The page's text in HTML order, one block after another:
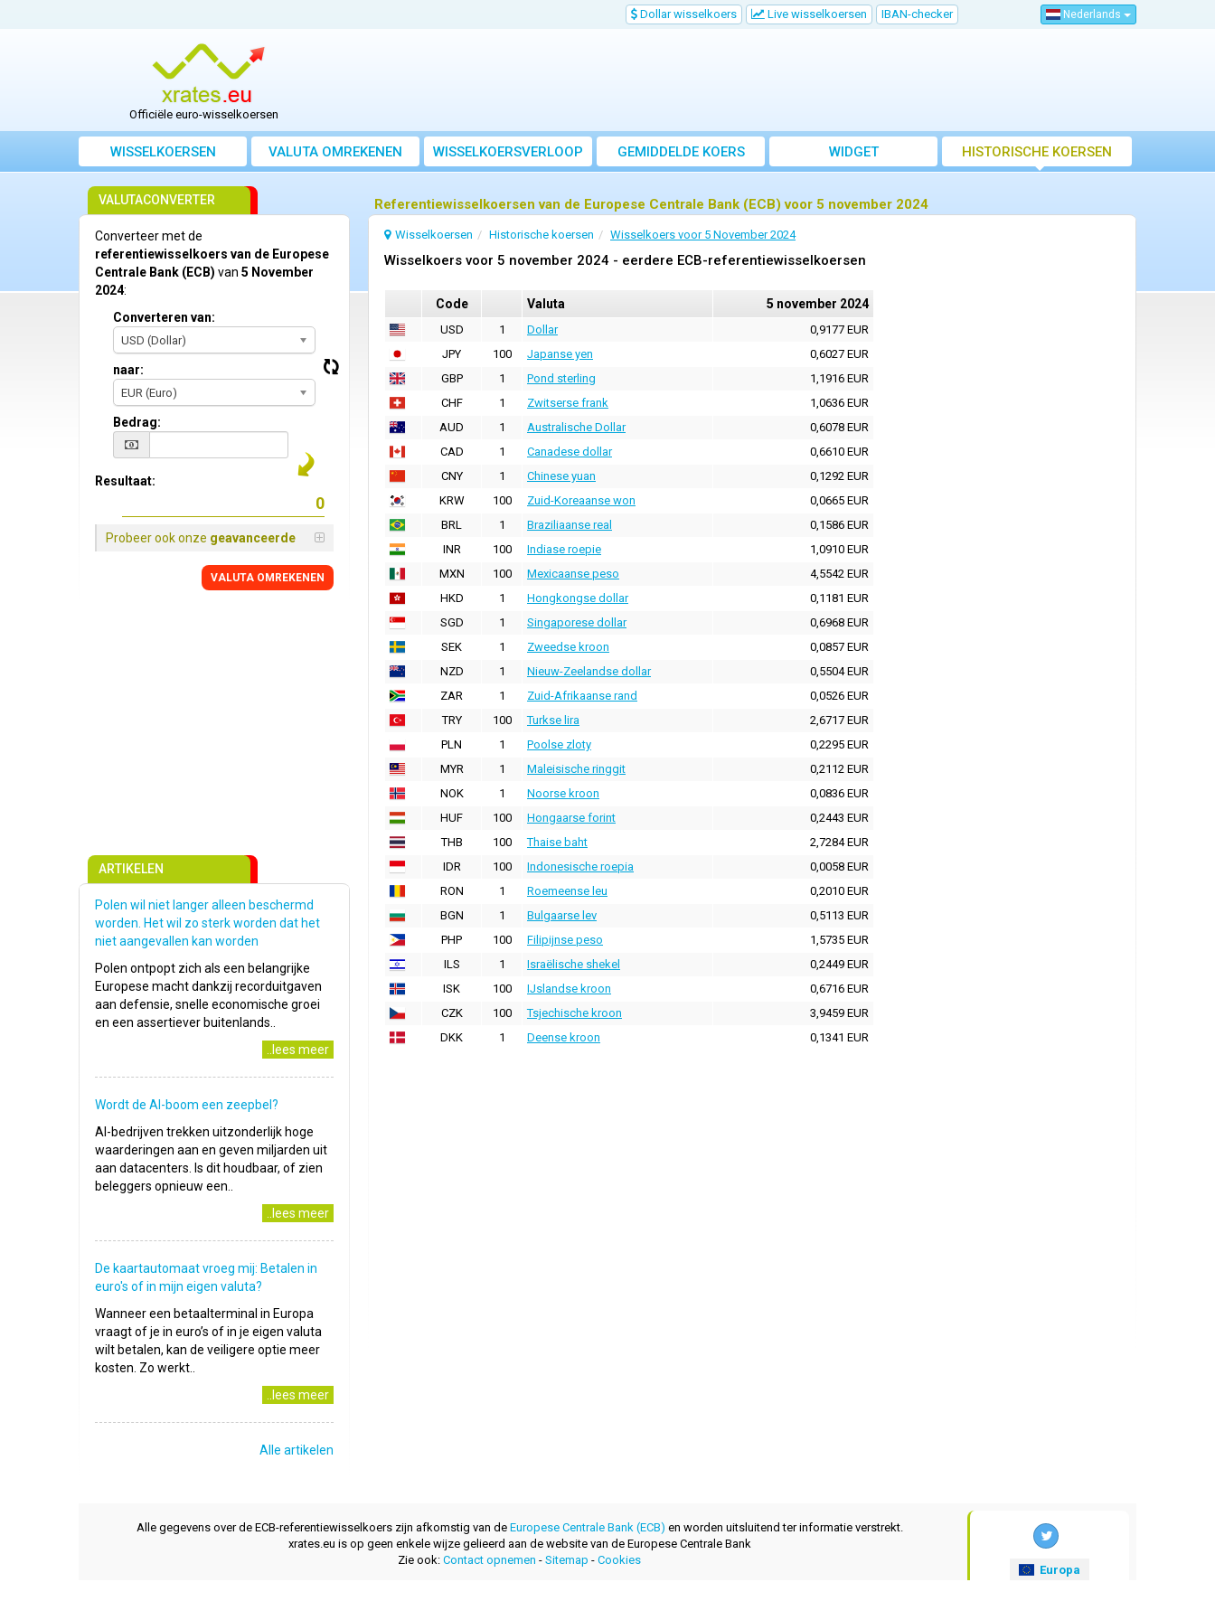
Dollar wisselkoers Live wisselkoersen IBAN-checker Nederlands
Officiële euro-wisselkoersen
WISSELKOERSEN VALUTA OMREKENEN WISSELKOERSVERLOOP GEMIDDELDE KOERS WIDGET HISTORISCHE KOERSEN
Referentiewisselkoersen van de Europese Centrale Bank (ECB) voor 5 november 2024
Wisselkoersen Historische koersen Wisselkoers voor 5 November 2024
Wisselkoers voor 5 november 2024 - eerdere ECB-referentiewisselkoersen
Code Valuta 5 november 2024
USD 1 Dollar
0,9177 EUR
JPY
100 Japanse yen
0,6027 EUR
GBP
1 Pond sterling
1,1916 EUR
CHF
1 Zwitserse frank
1,0636 EUR
AUD
1 Australische Dollar
0,6078 EUR
CAD
1 Canadese dollar
0,6610 EUR
CNY
1 Chinese yuan
0,1292 EUR
KRW
100 Zuid-Koreaanse won
0,0665 EUR
BRL
1 Braziliaanse real
0,1586 EUR
INR
100 Indiase roepie
1,0910 EUR
MXN
100 Mexicaanse peso
4,5542 EUR
HKD
1 Hongkongse dollar
0,1181 EUR
SGD
1 Singaporese dollar
0,6968 EUR
SEK
1 Zweedse kroon
0,0857 EUR
NZD
1 Nieuw-Zeelandse dollar
0,5504 EUR
ZAR
1 Zuid-Afrikaanse rand
0,0526 EUR
TRY
100 Turkse lira
2,6717 EUR
PLN
1 Poolse zloty
0,2295 EUR
MYR
1 Maleisische ringgit
0,2112 EUR
NOK
1 Noorse kroon
0,0836 EUR
HUF
100 Hongaarse forint
0,2443 EUR
THB
100 Thaise baht
2,7284 EUR
IDR
100 Indonesische roepia
0,0058 EUR
RON
1 Roemeense leu
0,2010 EUR
BGN
1 Bulgaarse lev
0,5113 EUR
PHP
100 Filipijnse peso
1,5735 EUR
ILS
1 Israëlische shekel
0,2449 EUR
ISK
100 IJslandse kroon
0,6716 EUR
CZK
100 Tsjechische kroon
3,9459 EUR
DKK
1 Deense kroon 0,1341 EUR
VALUTACONVERTER
Converteer met de
referentiewisselkoers van de Europese
Centrale Bank (ECB) van 5 November
2024:
Converteren van:
USD (Dollar)
naar:
EUR (Euro)
Bedrag:
Resultaat:
Probeer ook onze geavanceerde
VALUTA OMREKENEN
ARTIKELEN
Polen wil niet langer alleen beschermd
worden. Het wil zo sterk worden dat het
niet aangevallen kan worden
Polen ontpopt zich als een belangrijke
Europese macht dankzij recorduitgaven
aan defensie, snelle economische groei
en een assertiever buitenlands..
..lees meer
Wordt de AI-boom een zeepbel?
AI-bedrijven trekken uitzonderlijk hoge
waarderingen aan en geven miljarden uit
aan datacenters. Is dit houdbaar, of zien
beleggers opnieuw een..
..lees meer
De kaartautomaat vroeg mij: Betalen in
euro's of in mijn eigen valuta?
Wanneer een betaalterminal in Europa
vraagt of je in euro’s of in je eigen valuta
wilt betalen, kan de veiligere optie meer
kosten. Zo werkt..
..lees meer
Alle artikelen
Alle gegevens over de ECB-referentiewisselkoers zijn afkomstig van de Europese Centrale Bank (ECB) en worden uitsluitend ter informatie verstrekt.
xrates.eu is op geen enkele wijze gelieerd aan de website van de Europese Centrale Bank
Zie ook: Contact opnemen - Sitemap - Cookies
Europa